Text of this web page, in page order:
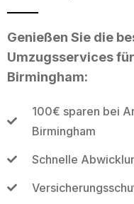
Genießen Sie die
Umzugsservices
Birmingham:
100€ sparen bei
Birmingham
Schnelle